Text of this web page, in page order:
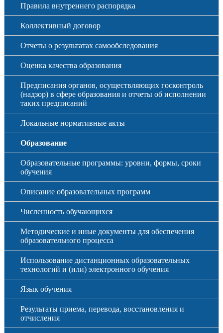
Правила внутреннего распорядка
Коллективный договор
Отчеты о результатах самообследования
Оценка качества образования
Предписания органов, осуществляющих госконтроль
(надзор) в сфере образования и отчеты об исполнении
таких предписаний
Локальные нормативные акты
Образование
Образовательные программы: уровни, формы, сроки
обучения
Описание образовательных программ
Численность обучающихся
Методические и иные документы для обеспечения
образовательного процесса
Использование дистанционных образовательных
технологий и (или) электронного обучения
Язык обучения
Результаты приема, перевода, восстановления и
отчисления